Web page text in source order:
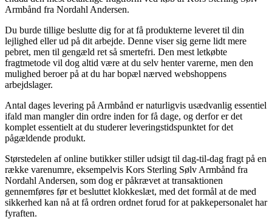
Armbånd fra Nordahl Andersen.
Du burde tillige beslutte dig for at få produkterne leveret til din
lejlighed eller ud på dit arbejde. Denne viser sig gerne lidt mere
pebret, men til gengæld ret så smertefri. Den mest letkøbte
fragtmetode vil dog altid være at du selv henter varerne, men den
mulighed beroer på at du har bopæl nærved webshoppens
arbejdslager.
Antal dages levering på Armbånd er naturligvis usædvanlig essentiel
ifald man mangler din ordre inden for få dage, og derfor er det
komplet essentielt at du studerer leveringstidspunktet for det
pågældende produkt.
Størstedelen af online butikker stiller udsigt til dag-til-dag fragt på en
række varenumre, eksempelvis Kors Sterling Sølv Armbånd fra
Nordahl Andersen, som dog er påkrævet at transaktionen
gennemføres før et besluttet klokkeslæt, med det formål at de med
sikkerhed kan nå at få ordren ordnet forud for at pakkepersonalet har
fyraften.